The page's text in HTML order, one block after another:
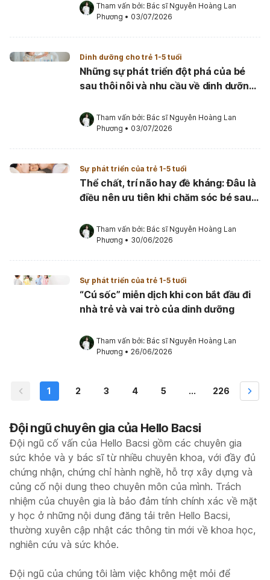
Tham vấn bởi: Bác sĩ Nguyễn Hoàng Lan
Phương • 03/07/2026
Dinh dưỡng cho trẻ 1-5 tuổi
Những sự phát triển đột phá của bé
sau thôi nôi và nhu cầu về dinh dưỡng
Tham vấn bởi: Bác sĩ Nguyễn Hoàng Lan
Phương • 03/07/2026
Sự phát triển của trẻ 1-5 tuổi
Thể chất, trí não hay đề kháng: Đâu là
điều nên ưu tiên khi chăm sóc bé sau
Tham vấn bởi: Bác sĩ Nguyễn Hoàng Lan
Phương • 30/06/2026
Sự phát triển của trẻ 1-5 tuổi
“Cú sốc” miễn dịch khi con bắt đầu đi
nhà trẻ và vai trò của dinh dưỡng
Tham vấn bởi: Bác sĩ Nguyễn Hoàng Lan
Phương • 26/06/2026
1 2 3 4 5 ... 226
Đội ngũ chuyên gia của Hello Bacsi
Đội ngũ cố vấn của Hello Bacsi gồm các chuyên gia
sức khỏe và y bác sĩ từ nhiều chuyên khoa, với đầy đủ
chứng nhận, chứng chỉ hành nghề, hỗ trợ xây dựng và
củng cố nội dung theo chuyên môn của mình. Trách
nhiệm của chuyên gia là bảo đảm tính chính xác về mặt
y học ở những nội dung đăng tải trên Hello Bacsi,
thường xuyên cập nhật các thông tin mới về khoa học,
nghiên cứu và sức khỏe.
Đội ngũ của chúng tôi làm việc không mệt mỏi để